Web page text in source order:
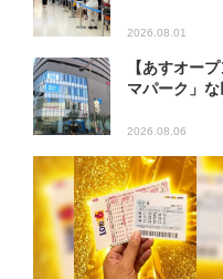
2026.08.01
【あすオー
マパーク」
2026.08.06